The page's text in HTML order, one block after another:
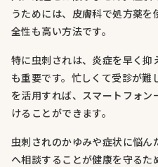
うためには、皮膚科で処方薬
全性も高い方法です。
特に虫刺されは、炎症を早く
も重要です。忙しくて受診が
を活用すれば、スマートフォ
けることができます。
虫刺されのかゆみや症状に悩
へ相談することが健康を守るた